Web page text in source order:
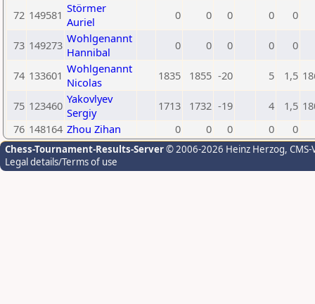
72 149581 Störmer
Auriel
0 0 0 0 0
73 149273 Wohlgenannt
Hannibal
0 0 0 0 0
74 133601 Wohlgenannt
Nicolas
1835 1855 -20 5 1,5
75 123460 Yakovlyev
Sergiy
1713 1732 -19 4 1,5
76 148164 Zhou Zihan 0 0 0 0 0
Chess-Tournament-Results-Server© 2006-2026 Heinz Herzog,
Legal details/Terms of use